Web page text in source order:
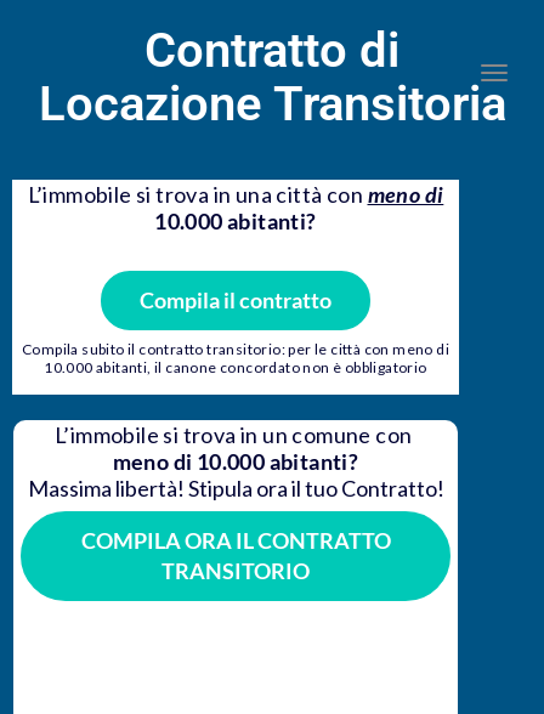
Contratto di
Locazione Transitoria
L’immobile si trova in una città con meno di
10.000abitanti?
Compila il contratto
Compila subito il contratto transitorio: per le città con meno di
10.000 abitanti, il canone concordato non è obbligatorio
L’immobile si trova in un comune con
meno di 10.000 abitanti?
Massima libertà! Stipula ora il tuo Contratto!
COMPILA ORA IL CONTRATTO
TRANSITORIO